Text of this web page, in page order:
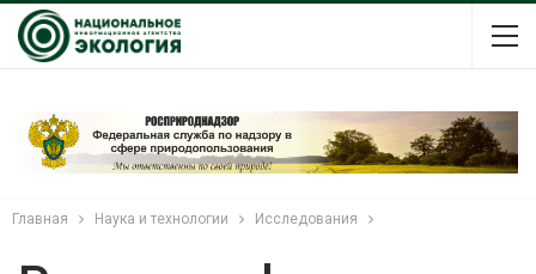
Главная Наука и технологии Исследования